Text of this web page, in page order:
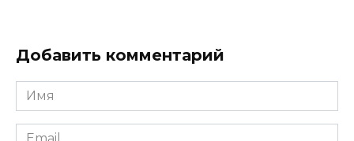
Добавить комментарий
Имя
*
Email